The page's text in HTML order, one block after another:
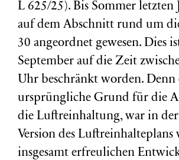
L 625/25). Bis Sommer letzten
auf dem Abschnitt rund um
30 angeordnet gewesen. Dies
September auf die Zeit
Uhr beschränkt worden. Denn
ursprüngliche Grund für die
die Luftreinhaltung, war in
Version des Luftreinhalteplans
insgesamt erfreulichen